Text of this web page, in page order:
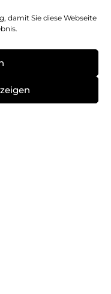
damit Sie diese Webseite